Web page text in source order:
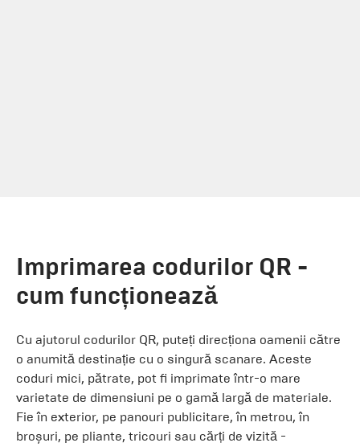
Imprimarea codurilor QR -
cum funcționează
Cu ajutorul codurilor QR, puteți direcționa oamenii către
o anumită destinație cu o singură scanare. Aceste
coduri mici, pătrate, pot fi imprimate într-o mare
varietate de dimensiuni pe o gamă largă de materiale.
Fie în exterior, pe panouri publicitare, în metrou, în
broșuri, pe pliante, tricouri sau cărți de vizită -